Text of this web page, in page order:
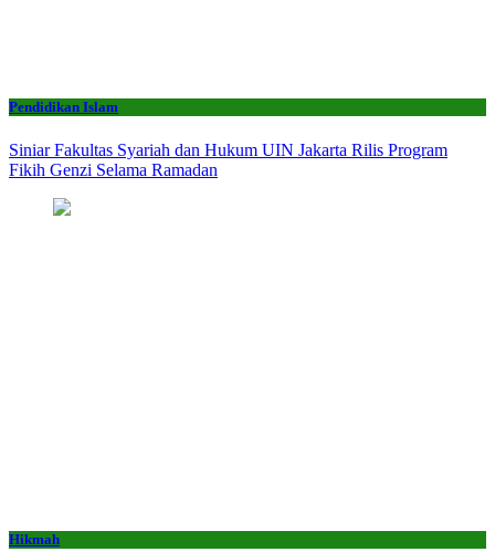
Pendidikan Islam
Siniar Fakultas Syariah dan Hukum UIN Jakarta Rilis Program
Fikih Genzi Selama Ramadan
Hikmah